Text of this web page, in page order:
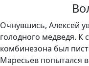
Очнувшись, Алексей
голодного медведя. К
комбинезона был
Маресьев попытался